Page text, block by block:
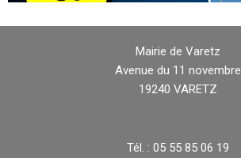
Mairie de Varetz
Avenue du 11 novembre
19240 VARETZ
Tél. : 05 55 85 06 19